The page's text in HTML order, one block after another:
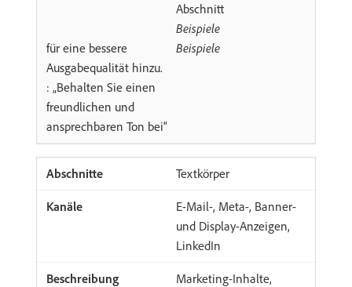
Abschnitt
Beispiele
für eine bessere
Ausgabequalität hinzu.
Beispiele
: „Behalten Sie einen
freundlichen und
ansprechbaren Ton bei“
Textkörper
E-Mail-, Meta-, Banner-
und Display-Anzeigen,
LinkedIn
Marketing-Inhalte,